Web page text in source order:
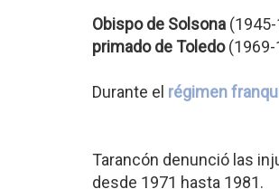
Obispo de Solsona
primado de Toledo(1969-
Durante el régimen
Tarancón denunció las
desde 1971 hasta 1981.